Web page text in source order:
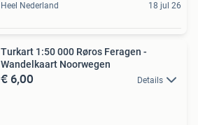
Heel Nederland 18 jul 26
Turkart 1:50 000 Røros Feragen -
Wandelkaart Noorwegen
€ 6,00 Details